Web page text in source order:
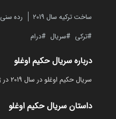
ساخت ترکیه سال 2019
رده سنی ۱۳+
ترکی
سریال درام
درباره سریال حکیم اوغلو
سریال حکیم اوغلو در سال 2019 در ژانر درام ساخته شده است. تماشای آنلاین و رایگان Hekimoglu از مایکت با زیرنویس فارسی بدون نیاز به دانلود.
داستان سریال حکیم اوغلو